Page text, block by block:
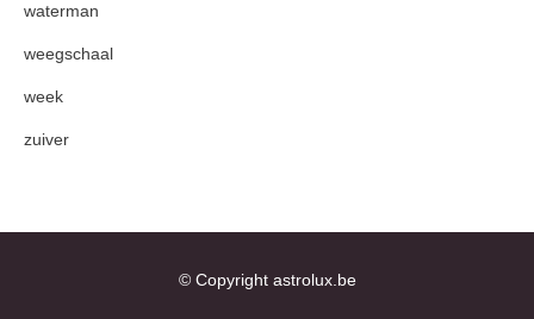
waterman
weegschaal
week
zuiver
© Copyright astrolux.be